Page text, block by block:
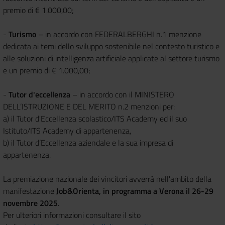
premio di € 1.000,00;
- Turismo – in accordo con FEDERALBERGHI n.1 menzione
dedicata ai temi dello sviluppo sostenibile nel contesto turistico e
alle soluzioni di intelligenza artificiale applicate al settore turismo
e un premio di € 1.000,00;
- Tutor d'eccellenza – in accordo con il MINISTERO
DELL’ISTRUZIONE E DEL MERITO n.2 menzioni per:
a) il Tutor d'Eccellenza scolastico/ITS Academy ed il suo
Istituto/ITS Academy di appartenenza,
b) il Tutor d’Eccellenza aziendale e la sua impresa di
appartenenza.
La premiazione nazionale dei vincitori avverrà nell'ambito della
manifestazione Job&Orienta, in programma a Verona il 26-29
novembre 2025.
Per ulteriori informazioni consultare il sito